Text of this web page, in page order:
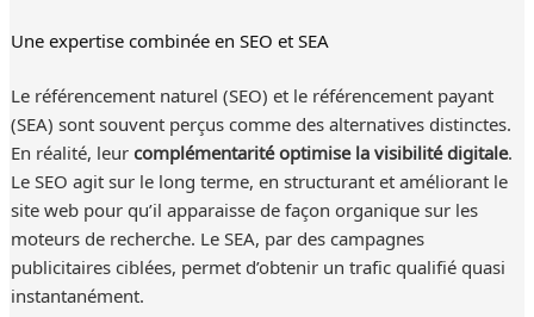
Une expertise combinée en SEO et SEA
Le référencement naturel (SEO) et le référencement payant
(SEA) sont souvent perçus comme des alternatives distinctes.
En réalité, leurcomplémentarité optimise la visibilité digitale.
Le SEO agit sur le long terme, en structurant et améliorant le
site web pour qu’il apparaisse de façon organique sur les
moteurs de recherche. Le SEA, par des campagnes
publicitaires ciblées, permet d’obtenir un trafic qualifié quasi
instantanément.